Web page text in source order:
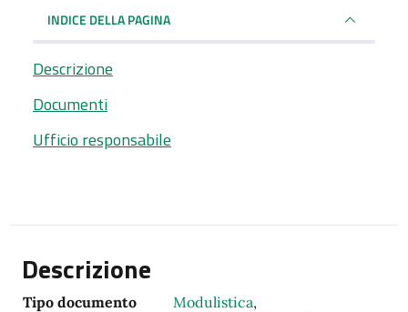
INDICE DELLA PAGINA
Descrizione
Documenti
Ufficio responsabile
Descrizione
Tipo documento Modulistica,